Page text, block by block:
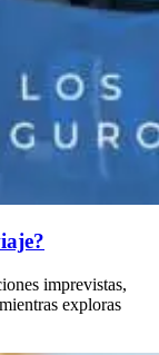
imprevistas,
exploras